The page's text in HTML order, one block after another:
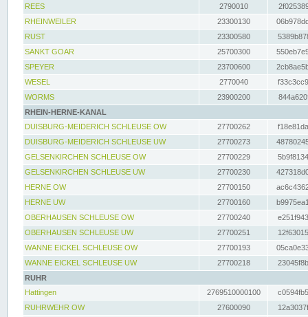
REES
2790010
RHEINWEILER
23300130
RUST
23300580
SANKT GOAR
25700300
SPEYER
23700600
WESEL
2770040
WORMS
23900200
RHEIN-HERNE-KANAL
DUISBURG-MEIDERICH SCHLEUSE OW
27700262
DUISBURG-MEIDERICH SCHLEUSE UW
27700273
GELSENKIRCHEN SCHLEUSE OW
27700229
GELSENKIRCHEN SCHLEUSE UW
27700230
HERNE OW
27700150
HERNE UW
27700160
OBERHAUSEN SCHLEUSE OW
27700240
OBERHAUSEN SCHLEUSE UW
27700251
WANNE EICKEL SCHLEUSE OW
27700193
WANNE EICKEL SCHLEUSE UW
27700218
RUHR
Hattingen
2769510000100
RUHRWEHR OW
27600090